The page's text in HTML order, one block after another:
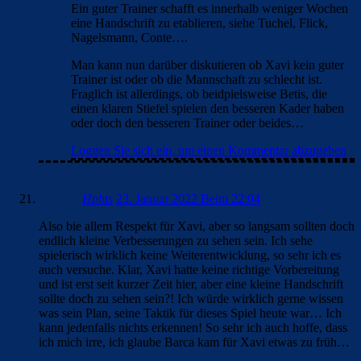
Ein guter Trainer schafft es innerhalb weniger Wochen
eine Handschrift zu etablieren, siehe Tuchel, Flick,
Nagelsmann, Conte….
Man kann nun darüber diskutieren ob Xavi kein guter
Trainer ist oder ob die Mannschaft zu schlecht ist.
Fraglich ist allerdings, ob beidpielsweise Betis, die
einen klaren Stiefel spielen den besseren Kader haben
oder doch den besseren Trainer oder beides…
Loggen Sie sich ein, um einen Kommentar abzugeben
Hphts 23. Januar 2022 Beim 22:04
Also bie allem Respekt für Xavi, aber so langsam sollten doch
endlich kleine Verbesserungen zu sehen sein. Ich sehe
spielerisch wirklich keine Weiterentwicklung, so sehr ich es
auch versuche. Klar, Xavi hatte keine richtige Vorbereitung
und ist erst seit kurzer Zeit hier, aber eine kleine Handschrift
sollte doch zu sehen sein?! Ich würde wirklich gerne wissen
was sein Plan, seine Taktik für dieses Spiel heute war… Ich
kann jedenfalls nichts erkennen! So sehr ich auch hoffe, dass
ich mich irre, ich glaube Barca kam für Xavi etwas zu früh…